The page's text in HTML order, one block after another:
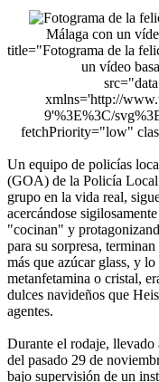
Málaga con un
title="Fotograma de la
un vídeo
xmlns='http://
9'%3E%3C/
fetchPriority="low"
Un equipo de policías
(GOA) de la Policía Local
grupo en la vida real,
acercándose
"cocinan" y
para su sorpresa,
más que azúcar glass, y
metanfetamina o cristal,
dulces navideños que
agentes.
Durante el rodaje, llevado
del pasado 29 de
bajo supervisión de un